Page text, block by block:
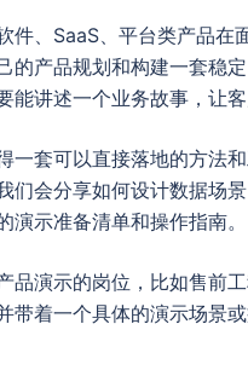
件、SaaS、平台类产品
的产品规划和构建一套稳
讲述一个业务故事，让
一套可以直接落地的方法
们会分享如何设计数据场
示准备清单和操作指南。
品演示的岗位，比如售前
带着一个具体的演示场景